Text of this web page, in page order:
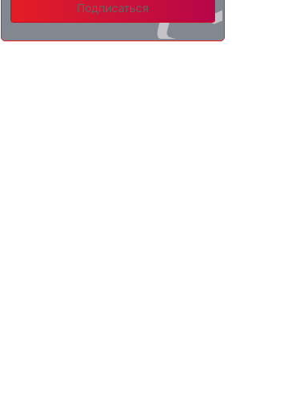
Подписаться